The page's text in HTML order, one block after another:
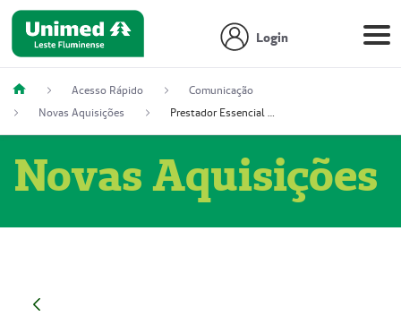
Login
Acesso Rápido
Comunicação
Novas Aquisições
Prestador Essencial Gestão em Saúde Ereli (51004354-7)
Novas Aquisições